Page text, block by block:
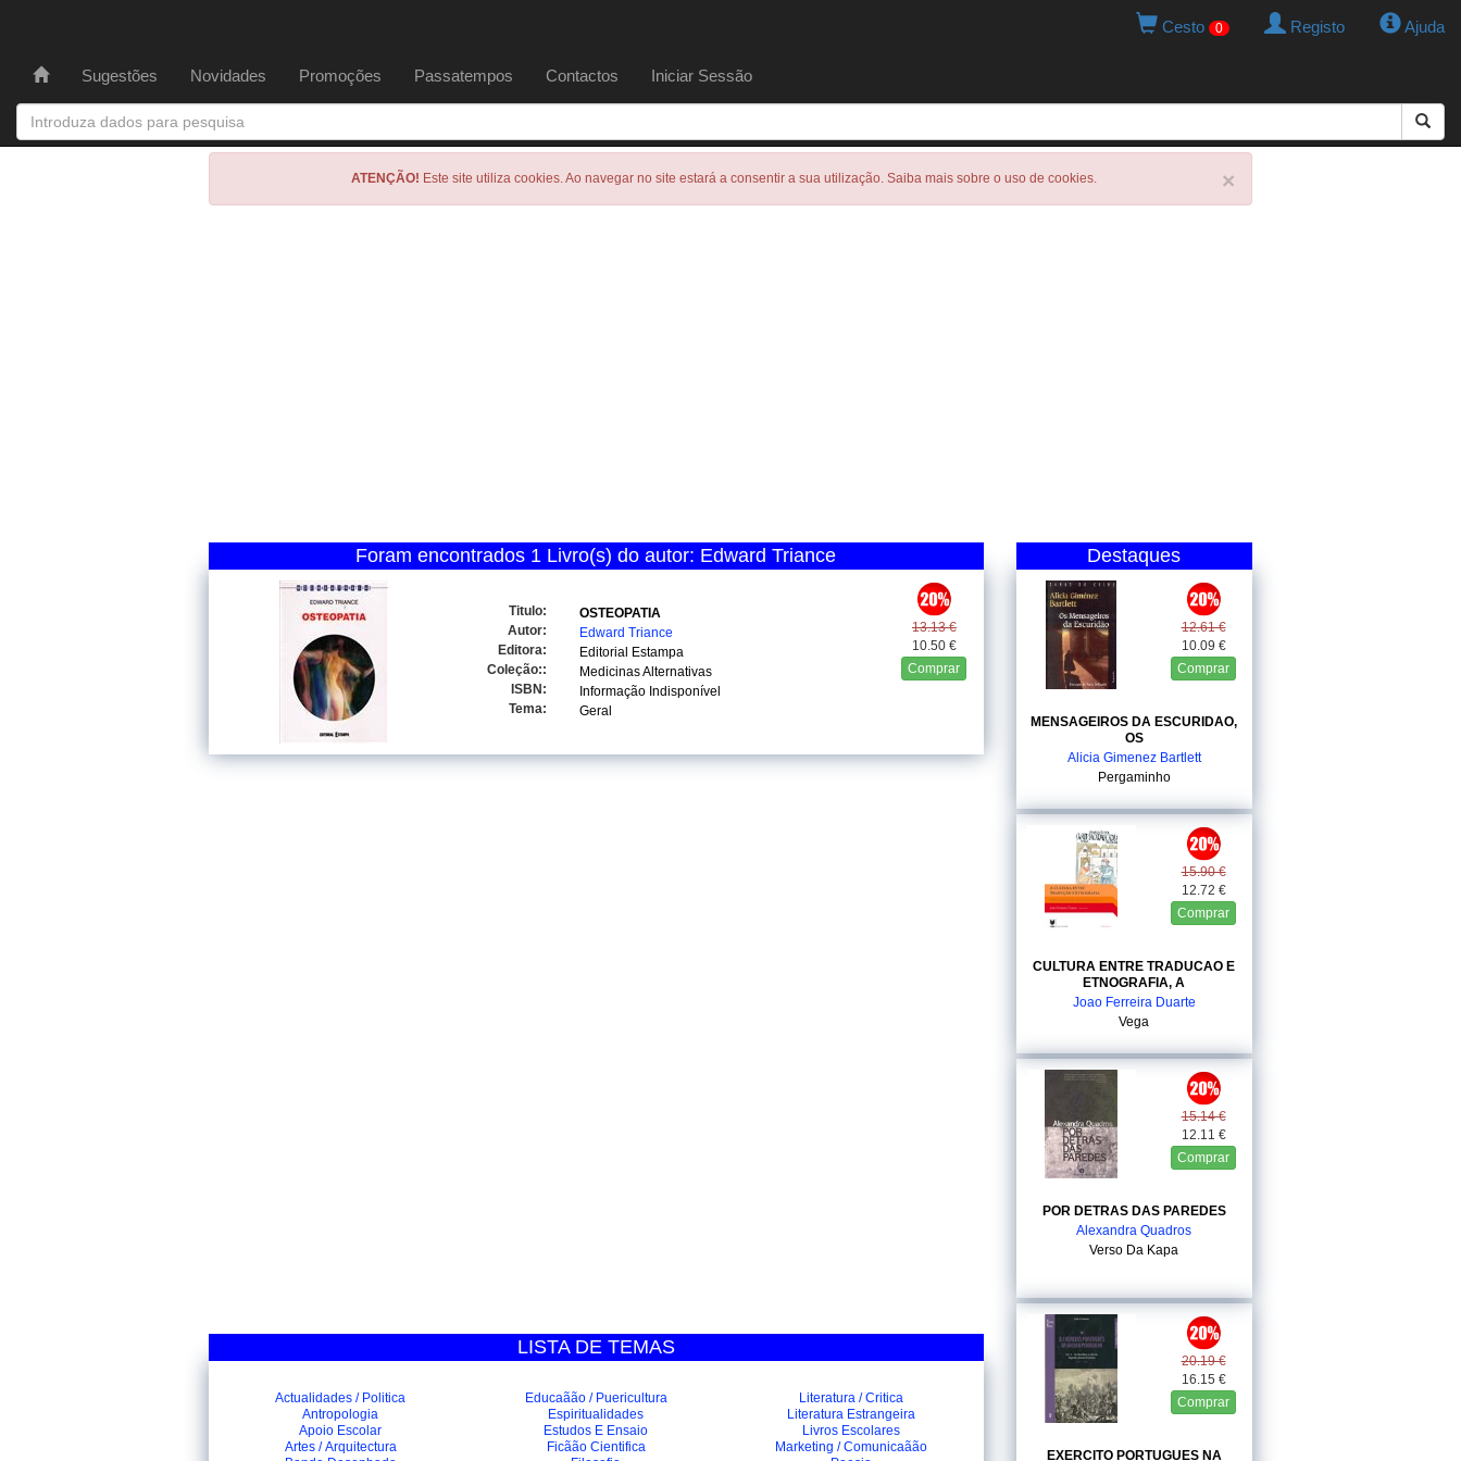
Cesto 0 Registo Ajuda
Sugestões Novidades Promoções Passatempos Contactos Iniciar Sessão
×
ATENÇÃO! Este site utiliza cookies. Ao navegar no site estará a consentir a sua utilização. Saiba mais sobre o uso de cookies.
Foram encontrados 1 Livro(s) do autor: Edward Triance
13.13 €
10.50 €
Comprar
Titulo:
OSTEOPATIA
Autor:
Edward Triance
Editora:
Editorial Estampa
Coleção::
Medicinas Alternativas
ISBN:
Informação Indisponível
Tema:
Geral
LISTA DE TEMAS
Actualidades / Politica
Antropologia
Apoio Escolar
Artes / Arquitectura
Educaãão / Puericultura
Espiritualidades
Estudos E Ensaio
Ficãão Cientifica
Literatura / Critica
Literatura Estrangeira
Livros Escolares
Marketing / Comunicaãão
Destaques
12.61 €
10.09 €
Comprar
MENSAGEIROS DA ESCURIDAO,
OS
Alicia Gimenez Bartlett
Pergaminho
15.90 €
12.72 €
Comprar
CULTURA ENTRE TRADUCAO E
ETNOGRAFIA, A
Joao Ferreira Duarte
Vega
15.14 €
12.11 €
Comprar
POR DETRAS DAS PAREDES
Alexandra Quadros
Verso Da Kapa
20.19 €
16.15 €
Comprar
EXERCITO PORTUGUES NA